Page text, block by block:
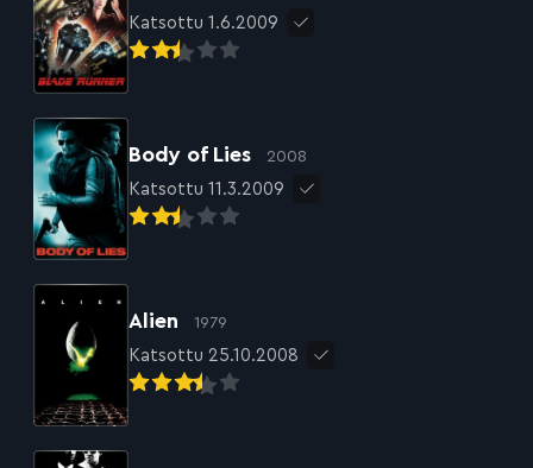
Katsottu 1.6.2009
Body of Lies 2008
Katsottu 11.3.2009
Alien 1979
Katsottu 25.10.2008